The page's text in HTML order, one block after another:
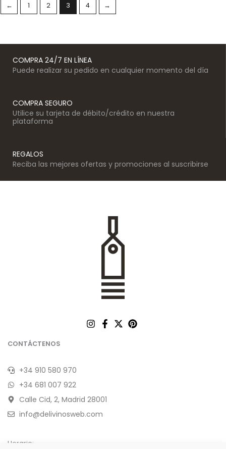
← 1 2 3 4 →
COMPRA 24/7 EN LÍNEA
Puede realizar su pedido en cualquier momento del día
COMPRA SEGURO
Utilice su tarjeta de débito/crédito en nuestra
plataforma
REGALOS
Reciba las mejores ofertas y promociones al suscribirse
CONTÁCTENOS
+34 910 580 970
+34 681 007 922
Calle Cid, 2, Madrid 28001
info@delivinosweb.com
Horario: